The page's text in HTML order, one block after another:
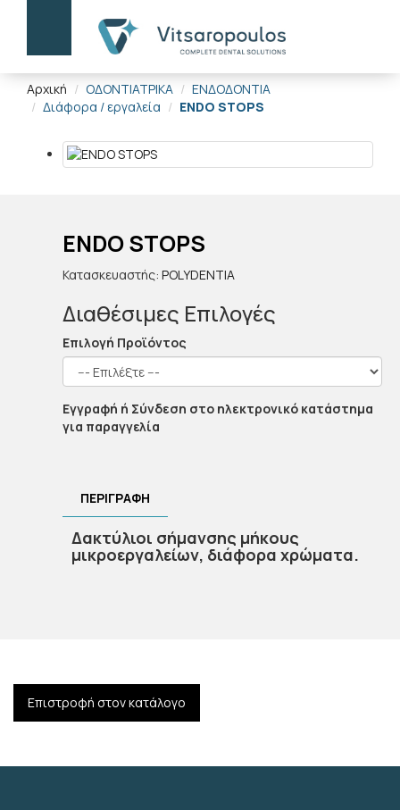
Αρχική ΟΔΟΝΤΙΑΤΡΙΚΑ
ΕΝΔΟΔΟΝΤΙΑ
Διάφορα / εργαλεία
ENDO STOPS
ENDO STOPS
Κατασκευαστής: POLYDENTIA
Διαθέσιμες Επιλογές
Επιλογή Προϊόντος
Εγγραφή ή Σύνδεση στο ηλεκτρονικό κατάστημα
για παραγγελία
ΠΕΡΙΓΡΑΦΉ
Δακτύλιοι σήμανσης μήκους
μικροεργαλείων, διάφορα χρώματα.
Επιστροφή στον κατάλογο